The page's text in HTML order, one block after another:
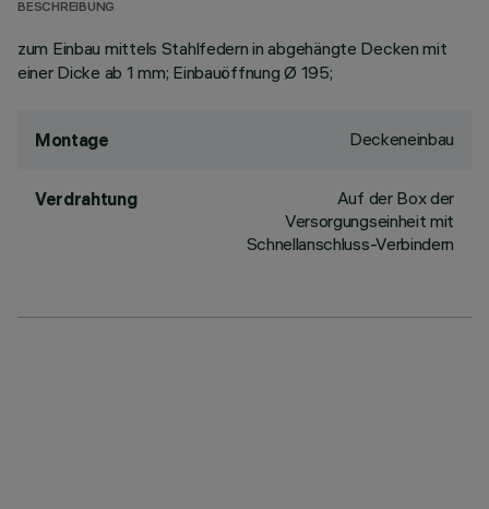
BESCHREIBUNG
zum Einbau mittels Stahlfedern in abgehängte Decken mit
einer Dicke ab 1 mm; Einbauöffnung Ø 195;
Montage Deckeneinbau
Verdrahtung
Auf der Box der
Versorgungseinheit mit
Schnellanschluss-Verbindern